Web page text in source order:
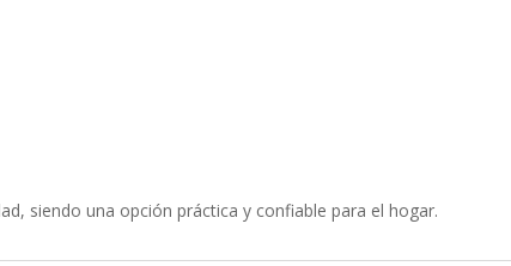
siendo una opción práctica y confiable para el hogar.